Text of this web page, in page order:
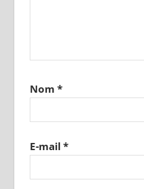
Nom *
E-mail *